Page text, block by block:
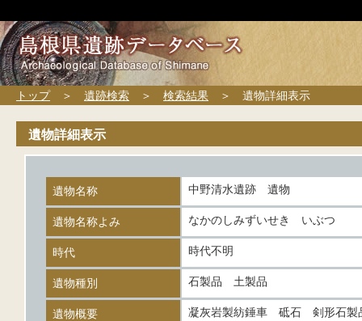
トップ＞ 遺跡検索 ＞ 検索結果 ＞ 遺物詳細表示
遺物詳細表示
遺物名称 中野清水遺跡 遺物
遺物名称よみ なかのしみずいせき いぶつ
時代 時代不明
遺物種別 石製品 土製品
遺物概要 凝灰岩製紡錘車 砥石 剣形石